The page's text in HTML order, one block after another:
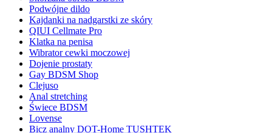
Podwójne dildo
Kajdanki na nadgarstki ze skóry
QIUI Cellmate Pro
Klatka na penisa
Wibrator cewki moczowej
Dojenie prostaty
Gay BDSM Shop
Clejuso
Anal stretching
Świece BDSM
Lovense
Bicz analny DOT-Home TUSHTEK